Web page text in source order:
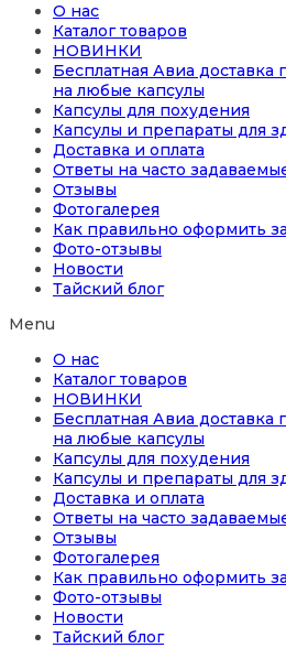
О нас
Каталог товаров
НОВИНКИ
Бесплатная Авиа доставка
на любые капсулы
Капсулы для похудения
Капсулы и препараты для
Доставка и оплата
Ответы на часто
Отзывы
Фотогалерея
Как правильно оформить
Фото-отзывы
Новости
Тайский блог
Menu
О нас
Каталог товаров
НОВИНКИ
Бесплатная Авиа доставка
на любые капсулы
Капсулы для похудения
Капсулы и препараты для
Доставка и оплата
Ответы на часто
Отзывы
Фотогалерея
Как правильно оформить
Фото-отзывы
Новости
Тайский блог